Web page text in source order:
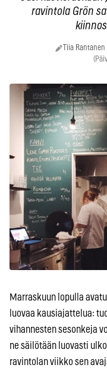
ravintola Grön
Tiia Rantanen
Marraskuun lopulla
luovaa kausiajattelua:
vihannesten sesonkeja
ne säilötään luovasti
ravintolan viikko sen